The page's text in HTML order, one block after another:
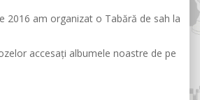
2016 am organizat o Tabără de sah la
accesați albumele noastre de pe